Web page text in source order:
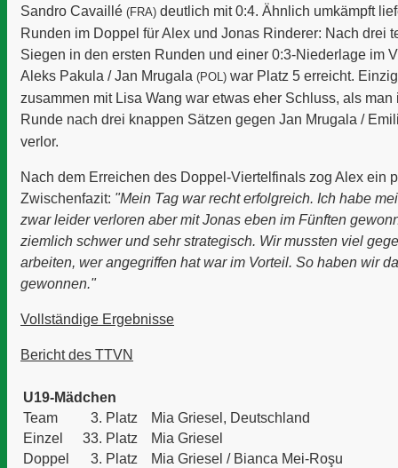
Sandro Cavaillé (FRA) deutlich mit 0:4. Ähnlich umkämpft
Runden im Doppel für Alex und Jonas Rinderer: Nach drei
Siegen in den ersten Runden und einer 0:3-Niederlage im
Aleks Pakula /Jan Mrugala (POL) war Platz 5 erreicht.
zusammen mit Lisa Wang war etwas eher Schluss, als man
Runde nach drei knappen Sätzen gegen Jan Mrugala /
verlor.
Nach dem Erreichen des Doppel-Viertelfinals zog Alex ein
Zwischenfazit: "Mein Tag war recht erfolgreich. Ich habe
zwar leider verloren aber mit Jonas eben im Fünften
ziemlich schwer und sehr strategisch. Wir mussten viel
arbeiten, wer angegriffen hat war im Vorteil. So haben wir
gewonnen."
Vollständige Ergebnisse
Bericht des TTVN
U19-Mädchen
Team
3. Platz
Mia Griesel, Deutschland
Einzel
33. Platz
Mia Griesel
Doppel
3. Platz
Mia Griesel / Bianca Mei-Roşu